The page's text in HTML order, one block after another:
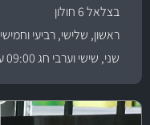
בצלאל 6 חולון
ראשון, שלישי, רביעי וחמישי 09:00 עד 18:00
שני, שישי וערבי חג 09:00 עד 15:00